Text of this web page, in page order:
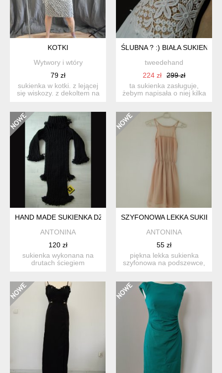
KOTKI
Wytwory i wtóry
79 zł
sukienka w kotki. z lejącej
się wiskozy. z dekoltem na
ŚLUBNA ? :) BIAŁA SUKIENKA
tweedehand
224 zł
299 zł
ta sukienka zasługuje,
żebym napisała o niej kilka
HAND MADE SUKIENKA DZIEWCZĘCA Z FRĘDZLAMI
ANTONINA
120 zł
sukienka wykonana na
drutach ściegiem
SZYFONOWA LEKKA
ANTONINA
55 zł
piękna lekka sukienka
szyfonowa na podszewce,